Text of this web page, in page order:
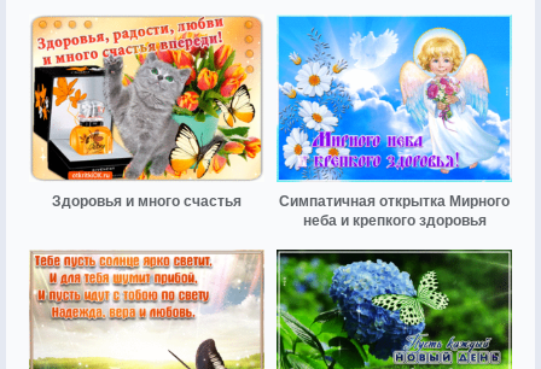
Здоровья и много счастья
Симпатичная открытка Мирного
неба и крепкого здоровья